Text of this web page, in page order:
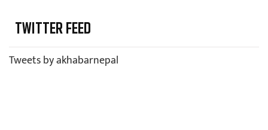
TWITTER FEED
Tweets by akhabarnepal